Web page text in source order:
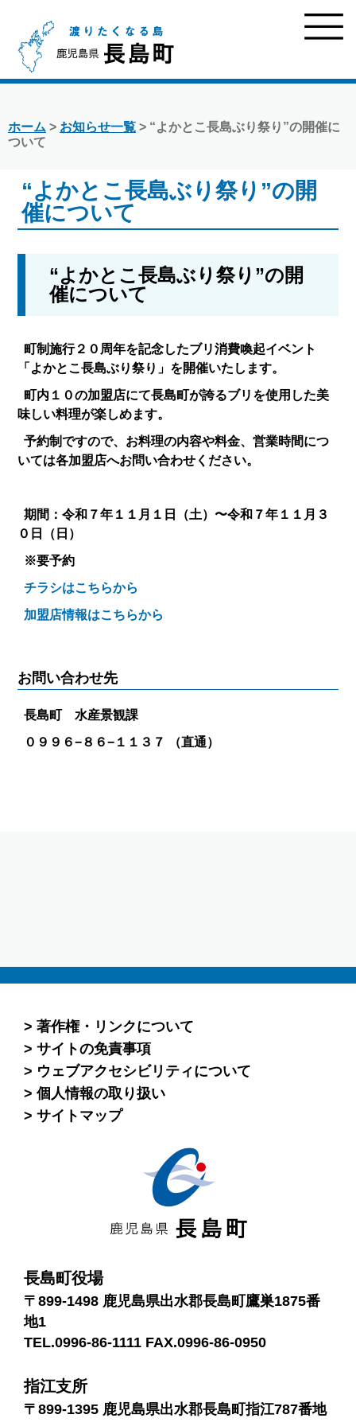
ホーム > お知らせ一覧 > “よかとこ長島ぶり祭り”の開催に
ついて
“よかとこ長島ぶり祭り”の開
催について
“よかとこ長島ぶり祭り”の開
催について
町制施行２０周年を記念したブリ消費喚起イベント
「よかとこ長島ぶり祭り」を開催いたします。
町内１０の加盟店にて長島町が誇るブリを使用した美
味しい料理が楽しめます。
予約制ですので、お料理の内容や料金、営業時間につ
いては各加盟店へお問い合わせください。
期間：令和７年１１月１日（土）〜令和７年１１月３
０日（日）
※要予約
チラシはこちらから
加盟店情報はこちらから
お問い合わせ先
長島町 水産景観課
０９９６−８６−１１３７ （直通）
著作権・リンクについて
サイトの免責事項
ウェブアクセシビリティについて
個人情報の取り扱い
サイトマップ
長島町役場
〒899-1498 鹿児島県出水郡長島町鷹巣1875番
地1
TEL.0996-86-1111 FAX.0996-86-0950
指江支所
〒899-1395 鹿児島県出水郡長島町指江787番地